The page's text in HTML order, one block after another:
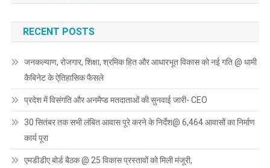
RECENT POSTS
जनकल्याण, रोजगार, शिक्षा, श्रमिक हित और आधारभूत विकास को नई गति @ धामी
कैबिनेट के ऐतिहासिक फैसले
प्रदेश में विसंगति और अनमैप्ड मतदाताओं की सुनवाई जारी- CEO
30 सितंबर तक सभी लंबित आवास पूरे करने के निर्देश@ 6,464 आवासों का निर्माण
कार्य पूरा
एमडीडीए बोर्ड बैठक @ 25 विकास प्रस्तावों को मिली मंजूरी,